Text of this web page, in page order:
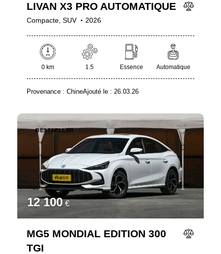
LIVAN X3 PRO AUTOMATIQUE
Compacte,SUV 2026
0 km 1.5 Essence Automatique
Provenance : ChineAjouté le : 26.03.26
BESTSELLER
12 100 €
MG5 MONDIAL EDITION 300
TGI